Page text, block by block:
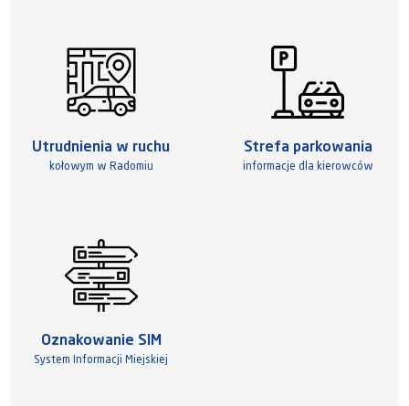
Utrudnienia w ruchu
kołowym w Radomiu
Strefa parkowania
informacje dla kierowców
Oznakowanie SIM
System Informacji Miejskiej